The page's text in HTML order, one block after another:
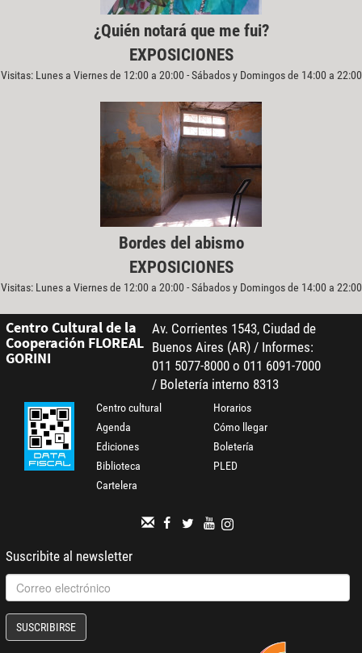
¿Quién notará que me fui?
EXPOSICIONES
Visitas: Lunes a Viernes de 12:00 a 20:00 - Sábados y Domingos de 14:00 a 22:00
Bordes del abismo
EXPOSICIONES
Visitas: Lunes a Viernes de 12:00 a 20:00 - Sábados y Domingos de 14:00 a 22:00
Centro Cultural de la
Cooperación FLOREAL
GORINI
Av. Corrientes 1543, Ciudad de
Buenos Aires (AR) / Informes:
011 5077-8000 o 011 6091-7000
/ Boletería interno 8313
Centro cultural
Agenda
Ediciones
Biblioteca
Cartelera
Horarios
Cómo llegar
Boletería
PLED
Suscribite al newsletter
SUSCRIBIRSE